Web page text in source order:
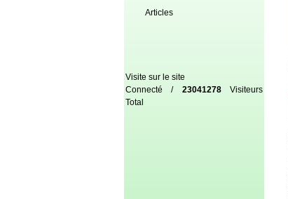
Articles
Visite sur le site
Connecté / 23041278Visiteurs
Total